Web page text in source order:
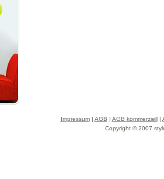
Impressum| AGB | AGB kommerziell|
Copyright © 2007